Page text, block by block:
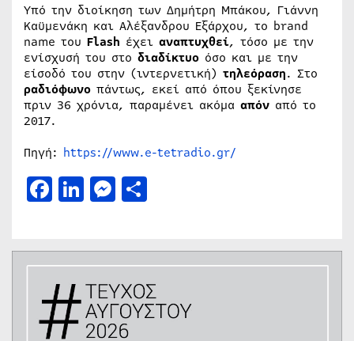
Υπό την διοίκηση των Δημήτρη Μπάκου, Γιάννη
Καϋμενάκη και Αλέξανδρου Εξάρχου, το brand
name του Flash έχει αναπτυχθεί, τόσο με την
ενίσχυσή του στο διαδίκτυο όσο και με την
είσοδό του στην (ιντερνετική) τηλεόραση. Στο
ραδιόφωνο πάντως, εκεί από όπου ξεκίνησε
πριν 36 χρόνια, παραμένει ακόμα απόν από το
2017.
Πηγή: https://www.e-tetradio.gr/
Facebook
LinkedIn
Messenger